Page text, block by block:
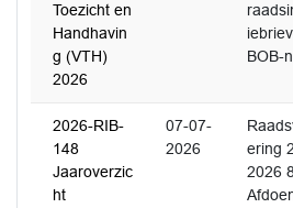
Toezicht en
Handhavin
g (VTH)
2026
BOB-
2026-RIB-
148
Jaaroverzic
ht
07-07-
2026
ering
2026 8.